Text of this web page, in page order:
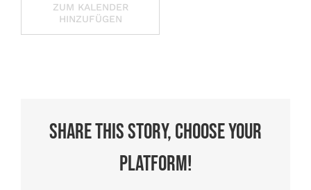
ZUM KALENDER
HINZUFÜGEN
Share This Story, Choose Your
Platform!